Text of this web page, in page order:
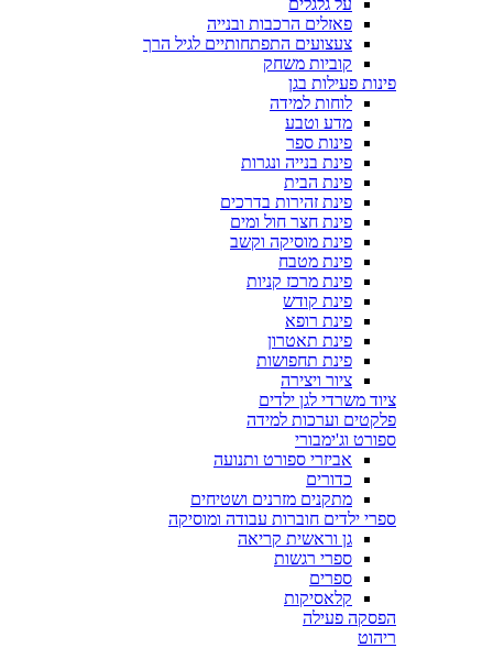
על גלגלים
פאזלים הרכבות ובנייה
צעצועים התפתחותיים לגיל הרך
קוביות משחק
פינות פעילות בגן
לוחות למידה
מדע וטבע
פינות ספר
פינת בנייה ונגרות
פינת הבית
פינת זהירות בדרכים
פינת חצר חול ומים
פינת מוסיקה וקשב
פינת מטבח
פינת מרכז קניות
פינת קודש
פינת רופא
פינת תאטרון
פינת תחפושות
ציור ויצירה
ציוד משרדי לגן ילדים
פלקטים וערכות למידה
ספורט וג'ימבורי
אביזרי ספורט ותנועה
כדורים
מתקנים מזרנים ושטיחים
ספרי ילדים חוברות עבודה ומוסיקה
גן וראשית קריאה
ספרי רגשות
ספרים
קלאסיקות
הפסקה פעילה
ריהוט